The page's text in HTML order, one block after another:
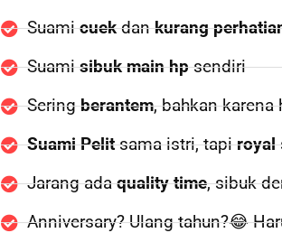
Suamicuekdankurang
Suamisibuk main hpsendiri
Seringberantem, bahkan karena
Suami Pelitsama istri, tapiroyal
Jarang adaquality time, sibuk
Anniversary? Ulang tahun?😂